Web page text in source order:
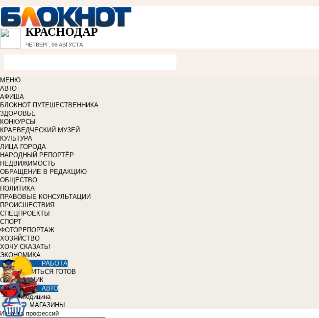
КРАСНОДАР
ЧЕТВЕРГ, 06 АВГУСТА
МЕНЮ
АВТО
АФИША
БЛОКНОТ ПУТЕШЕСТВЕННИКА
ЗДОРОВЬЕ
КОНКУРСЫ
КРАЕВЕДЧЕСКИЙ МУЗЕЙ
КУЛЬТУРА
ЛИЦА ГОРОДА
НАРОДНЫЙ РЕПОРТЁР
НЕДВИЖИМОСТЬ
ОБРАЩЕНИЕ В РЕДАКЦИЮ
ОБЩЕСТВО
ПОЛИТИКА
ПРАВОВЫЕ КОНСУЛЬТАЦИИ
ПРОИСШЕСТВИЯ
СПЕЦПРОЕКТЫ
СПОРТ
ФОТОРЕПОРТАЖ
ХОЗЯЙСТВО
ХОЧУ СКАЗАТЬ!
ЭКОНОМИКА
РАБОТА
УЧИТЬСЯ ГОТОВ
СПРАВОЧНИК
АВТО
Медицина
МАГАЗИНЫ
Изнанка профессий